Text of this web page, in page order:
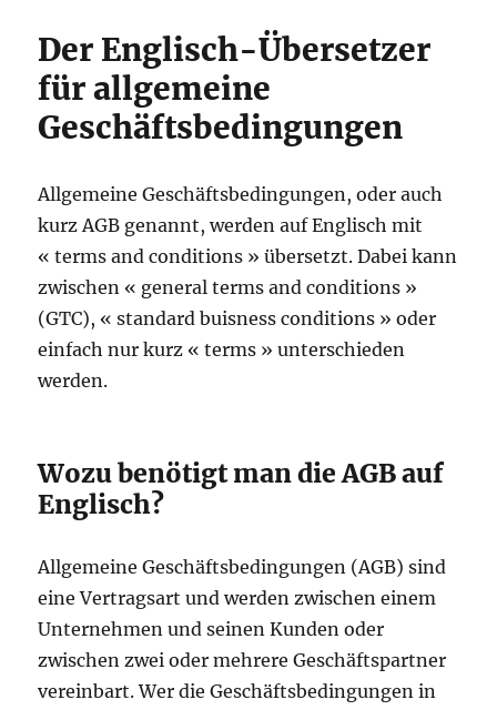
Der Englisch-Übersetzer
für allgemeine
Geschäftsbedingungen
Allgemeine Geschäftsbedingungen, oder auch
kurz AGB genannt, werden auf Englisch mit
« terms and conditions » übersetzt. Dabei kann
zwischen « general terms and conditions »
(GTC), « standard buisness conditions » oder
einfach nur kurz « terms » unterschieden
werden.
Wozu benötigt man die AGB auf
Englisch?
Allgemeine Geschäftsbedingungen (AGB) sind
eine Vertragsart und werden zwischen einem
Unternehmen und seinen Kunden oder
zwischen zwei oder mehrere Geschäftspartner
vereinbart. Wer die Geschäftsbedingungen in